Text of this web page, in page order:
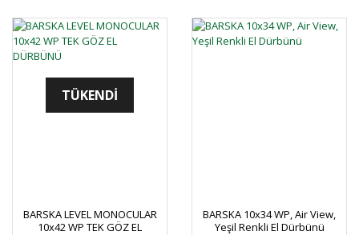
TÜKENDİ
BARSKA LEVEL MONOCULAR
10x42 WP TEK GÖZ EL
BARSKA 10x34 WP, Air View,
Yeşil Renkli El Dürbünü